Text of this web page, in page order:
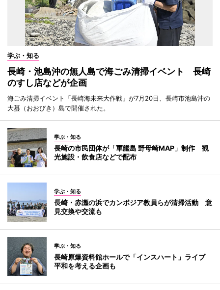
学ぶ・知る
長崎・池島沖の無人島で海ごみ清掃イベント 長崎
のすし店などが企画
海ごみ清掃イベント「長崎海未来大作戦」が7月20日、長崎市池島沖の
大蟇（おおびき）島で開催された。
学ぶ・知る
長崎の市民団体が「軍艦島 野母崎MAP」制作 観
光施設・飲食店などで配布
学ぶ・知る
長崎・赤瀬の浜でカンボジア教員らが清掃活動 意
見交換や交流も
学ぶ・知る
長崎原爆資料館ホールで「インスハート」ライブ
平和を考える企画も